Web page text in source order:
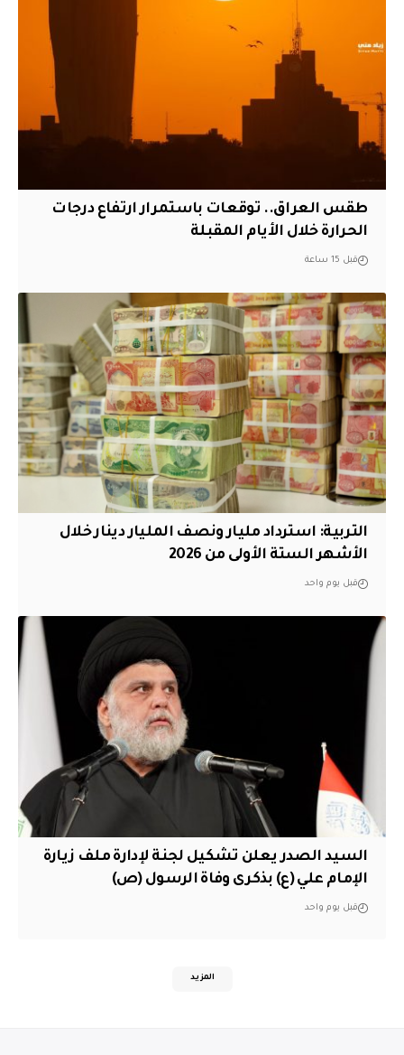
طقس العراق.. توقعات باستمرار ارتفاع درجات
الحرارة خلال الأيام المقبلة
قبل 15 ساعة
التربية: استرداد مليار ونصف المليار دينار خلال
الأشهر الستة الأولى من 2026
قبل يوم واحد
السيد الصدر يعلن تشكيل لجنة لإدارة ملف زيارة
الإمام علي (ع) بذكرى وفاة الرسول (ص)
قبل يوم واحد
المزيد